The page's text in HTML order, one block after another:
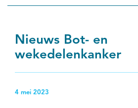
Cijfers over kanker
Nieuws Bot- en
wekedelenkanker
4 mei 2023